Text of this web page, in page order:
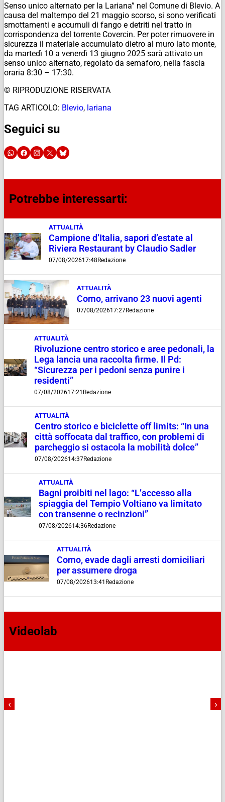
Senso unico alternato per la Lariana” nel Comune di Blevio. A
causa del maltempo del 21 maggio scorso, si sono verificati
smottamenti e accumuli di fango e detriti nel tratto in
corrispondenza del torrente Covercin. Per poter rimuovere in
sicurezza il materiale accumulato dietro al muro lato monte,
da martedì 10 a venerdì 13 giugno 2025 sarà attivato un
senso unico alternato, regolato da semaforo, nella fascia
oraria 8:30 – 17:30.
© RIPRODUZIONE RISERVATA
TAG ARTICOLO: Blevio, lariana
Seguici su
Potrebbe interessarti:
ATTUALITÀ
Campione d’Italia, sapori d’estate al
Riviera Restaurant by Claudio Sadler
07/08/202617:48 Redazione
ATTUALITÀ
Como, arrivano 23 nuovi agenti
07/08/202617:27Redazione
ATTUALITÀ
Rivoluzione centro storico e aree pedonali, la
Lega lancia una raccolta firme. Il Pd:
“Sicurezza per i pedoni senza punire i
residenti”
07/08/202617:21 Redazione
ATTUALITÀ
Centro storico e biciclette off limits: “In una
città soffocata dal traffico, con problemi di
parcheggio si ostacola la mobilità dolce”
07/08/202614:37Redazione
ATTUALITÀ
Bagni proibiti nel lago: “L’accesso alla
spiaggia del Tempio Voltiano va limitato
con transenne o recinzioni”
07/08/202614:36Redazione
ATTUALITÀ
Como, evade dagli arresti domiciliari
per assumere droga
07/08/202613:41 Redazione
Videolab
‹ ›